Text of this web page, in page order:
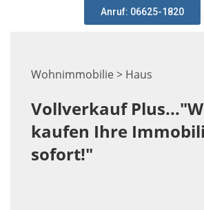
Anruf: 06625-1820
Wohnimmobilie > Haus
Vollverkauf
kaufen Ihre
sofort!"